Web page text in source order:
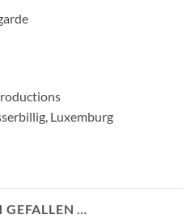
Luxemburg
…